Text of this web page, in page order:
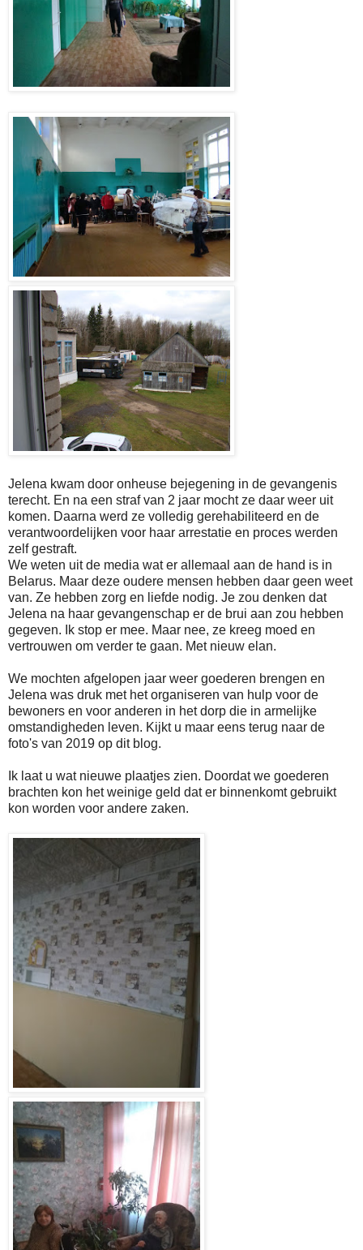
Jelena kwam door onheuse bejegening in de gevangenis
terecht. En na een straf van 2 jaar mocht ze daar weer uit
komen. Daarna werd ze volledig gerehabiliteerd en de
verantwoordelijken voor haar arrestatie en proces werden
zelf gestraft.
We weten uit de media wat er allemaal aan de hand is in
Belarus. Maar deze oudere mensen hebben daar geen weet
van. Ze hebben zorg en liefde nodig. Je zou denken dat
Jelena na haar gevangenschap er de brui aan zou hebben
gegeven. Ik stop er mee. Maar nee, ze kreeg moed en
vertrouwen om verder te gaan. Met nieuw elan.
We mochten afgelopen jaar weer goederen brengen en
Jelena was druk met het organiseren van hulp voor de
bewoners en voor anderen in het dorp die in armelijke
omstandigheden leven. Kijkt u maar eens terug naar de
foto's van 2019 op dit blog.
Ik laat u wat nieuwe plaatjes zien. Doordat we goederen
brachten kon het weinige geld dat er binnenkomt gebruikt
kon worden voor andere zaken.